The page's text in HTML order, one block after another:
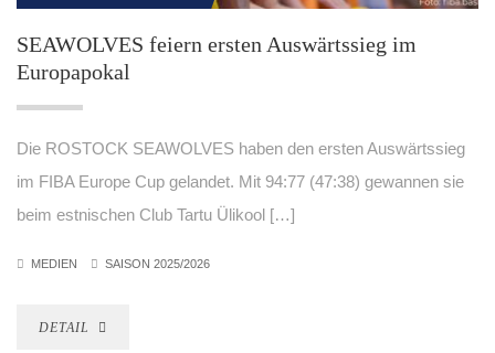
SEAWOLVES feiern ersten Auswärtssieg im
Europapokal
Die ROSTOCK SEAWOLVES haben den ersten Auswärtssieg
im FIBA Europe Cup gelandet. Mit 94:77 (47:38) gewannen sie
beim estnischen Club Tartu Ülikool […]
MEDIEN SAISON 2025/2026
DETAIL